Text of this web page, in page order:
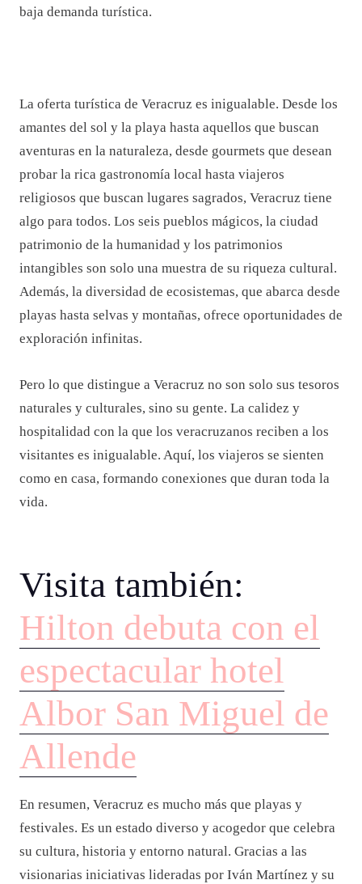
baja demanda turística.
La oferta turística de Veracruz es inigualable. Desde los
amantes del sol y la playa hasta aquellos que buscan
aventuras en la naturaleza, desde gourmets que desean
probar la rica gastronomía local hasta viajeros
religiosos que buscan lugares sagrados, Veracruz tiene
algo para todos. Los seis pueblos mágicos, la ciudad
patrimonio de la humanidad y los patrimonios
intangibles son solo una muestra de su riqueza cultural.
Además, la diversidad de ecosistemas, que abarca desde
playas hasta selvas y montañas, ofrece oportunidades de
exploración infinitas.
Pero lo que distingue a Veracruz no son solo sus tesoros
naturales y culturales, sino su gente. La calidez y
hospitalidad con la que los veracruzanos reciben a los
visitantes es inigualable. Aquí, los viajeros se sienten
como en casa, formando conexiones que duran toda la
vida.
Visita también:
Hilton debuta con el
espectacular hotel
Albor San Miguel de
Allende
En resumen, Veracruz es mucho más que playas y
festivales. Es un estado diverso y acogedor que celebra
su cultura, historia y entorno natural. Gracias a las
visionarias iniciativas lideradas por Iván Martínez y su